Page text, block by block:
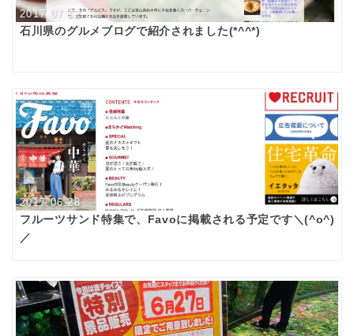
2017.07.12
石川県のグルメブログで紹介されました(*^^*)
2017.06.28
フルーツサンド特集で、Favoに掲載される予定です＼(^o^)
／